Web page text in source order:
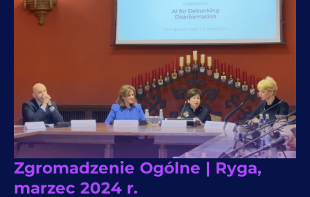
Zgromadzenie Ogólne | Ryga,
marzec 2024 r.